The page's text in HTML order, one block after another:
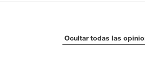
Ocultar todas las